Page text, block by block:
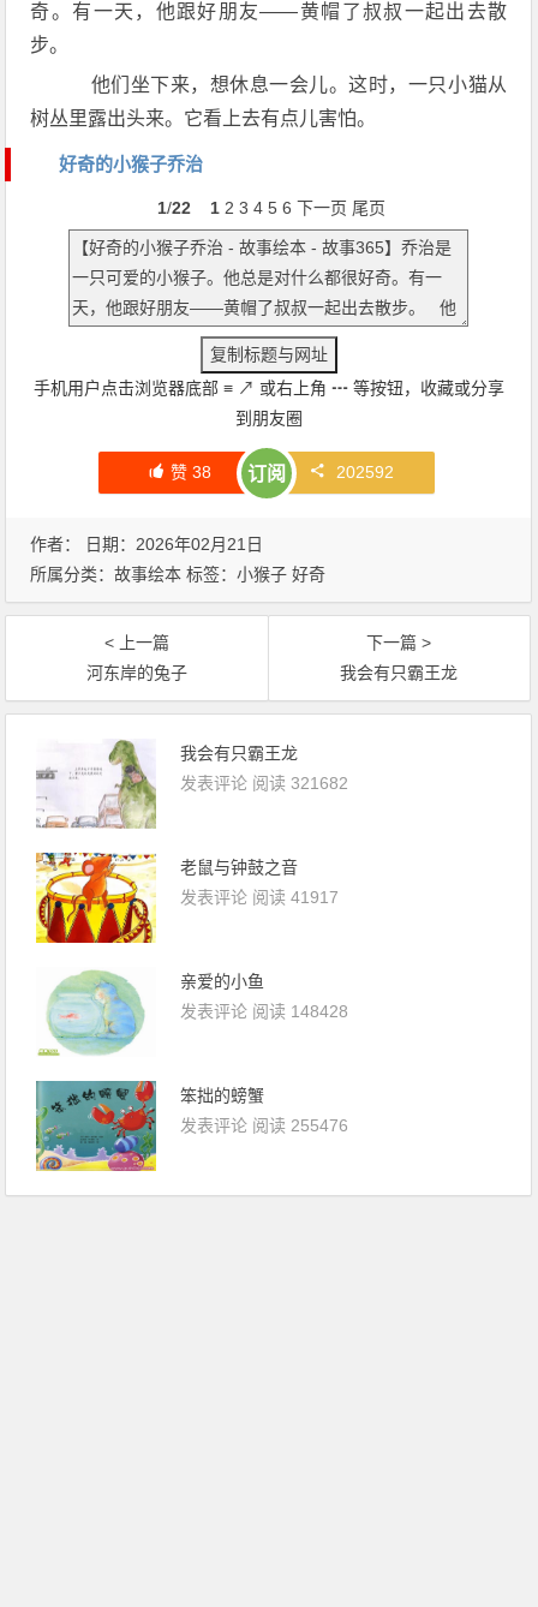
奇。有一天，他跟好朋友——黄帽了叔叔一起出去散
步。
他们坐下来，想休息一会儿。这时，一只小猫从
树丛里露出头来。它看上去有点儿害怕。
好奇的小猴子乔治
1/22 1 2 3 4 5 6 下一页 尾页
手机用户点击浏览器底部 ≡ ↗ 或右上角 ┅ 等按钮，收藏或分享
到朋友圈
赞38 订阅 202592
作者： 日期：2026年02月21日
所属分类：故事绘本 标签：小猴子 好奇
< 上一篇
河东岸的兔子
下一篇 >
我会有只霸王龙
我会有只霸王龙
发表评论 阅读 321682
老鼠与钟鼓之音
发表评论 阅读 41917
亲爱的小鱼
发表评论 阅读 148428
笨拙的螃蟹
发表评论 阅读 255476